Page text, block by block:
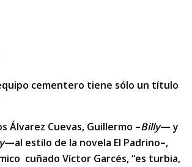
cementero tiene sólo un título
Álvarez Cuevas, Guillermo –Billy— y
—al estilo de la novela El Padrino–,
cuñado Víctor Garcés, “es turbia,